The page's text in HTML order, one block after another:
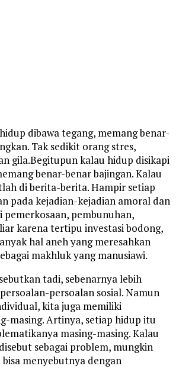
dibawa tegang, memang benar-
Tak sedikit orang stres,
gila.Begitupun kalau hidup disikapi
benar-benar bajingan. Kalau
di berita-berita. Hampir setiap
pada kejadian-kejadian amoral dan
pembunuhan,
karena tertipu investasi bodong,
hal aneh yang meresahkan
makhluk yang manusiawi.
tadi, sebenarnya lebih
persoalan sosial. Namun
kita juga memiliki
masing. Artinya, setiap hidup itu
masing-masing. Kalau
sebagai problem, mungkin
menyebutnya dengan